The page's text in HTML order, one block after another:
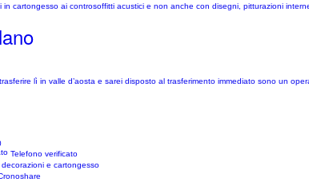
cartongesso ai controsoffitti acustici e non anche con disegni, pitturazioni
lì in valle d’aosta e sarei disposto al trasferimento immediato sono un
Telefono verificato
e cartongesso